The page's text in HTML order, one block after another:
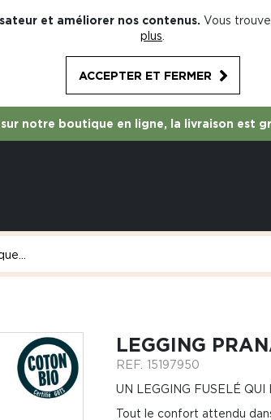
et améliorer nos contenus. Vous
plus
ACCEPTER ET FERMER
sur notre boutique en ligne, la livraison est
LEGGING
REF. 15197950
UN LEGGING FUSELÉ
Tout le confort attendu